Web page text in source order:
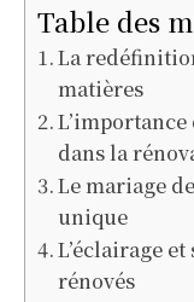
Table des
La
matières
dans la
Le mariage
unique
L’éclairage
rénovés